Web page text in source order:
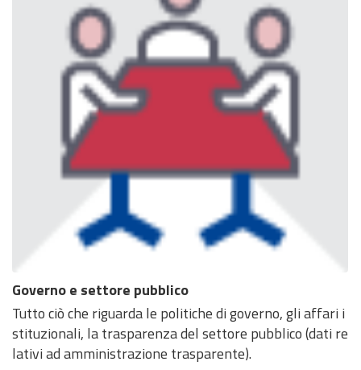
Governo e settore pubblico
Tutto ciò che riguarda le politiche di governo, gli affari i
stituzionali, la trasparenza del settore pubblico (dati re
lativi ad amministrazione trasparente).